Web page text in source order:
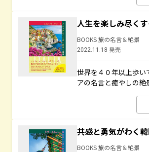
人生を楽しみ尽く
BOOKS 旅の名言＆絶景
2022.11.18 発売
世界を４０年以上歩い
アの名言と癒やしの絶
共感と勇気がわく
BOOKS 旅の名言＆絶景